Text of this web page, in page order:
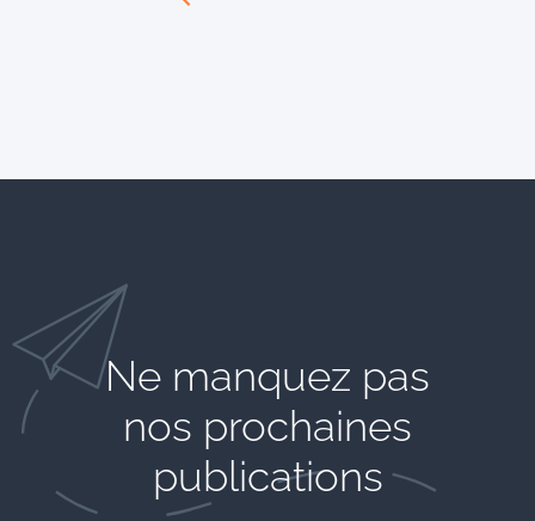
Ne manquez pas
nos prochaines
publications